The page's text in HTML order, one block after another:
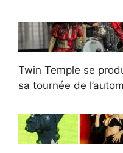
Twin Temple se
sa tournée de